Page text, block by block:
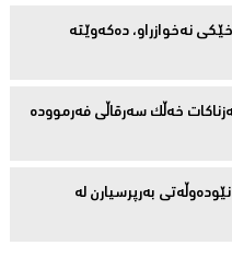
نەخوازراو، دەكەوێتە
خەڵک سەرقاڵى فەرموودە
بەرپرسیارن لە